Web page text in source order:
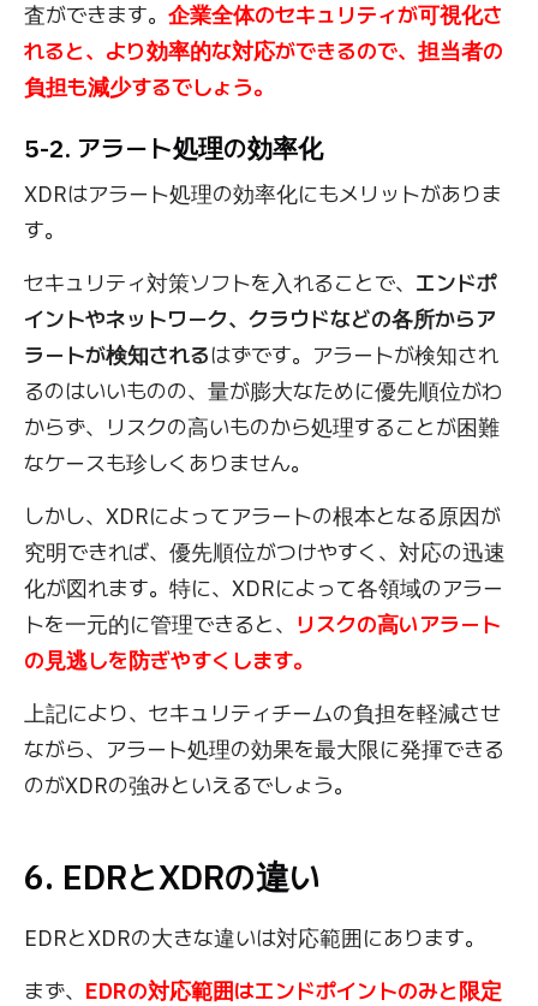
査ができます。 企業全体のセキュリティが可視化さ
れると、より効率的な対応ができるので、担当者の
負担も減少するでしょう。
5-2. アラート処理の効率化
XDRはアラート処理の効率化にもメリットがありま
す。
セキュリティ対策ソフトを入れることで、 エンドポ
イントやネットワーク、クラウドなどの各所からア
ラートが検知されるはずです。アラートが検知され
るのはいいものの、量が膨大なために優先順位がわ
からず、リスクの高いものから処理することが困難
なケースも珍しくありません。
しかし、XDRによってアラートの根本となる原因が
究明できれば、優先順位がつけやすく、対応の迅速
化が図れます。特に、XDRによって各領域のアラー
トを一元的に管理できると、 リスクの高いアラート
の見逃しを防ぎやすくします。
上記により、セキュリティチームの負担を軽減させ
ながら、アラート処理の効果を最大限に発揮できる
のがXDRの強みといえるでしょう。
6. EDRとXDRの違い
EDRとXDRの大きな違いは対応範囲にあります。
まず、 EDRの対応範囲はエンドポイントのみと限定